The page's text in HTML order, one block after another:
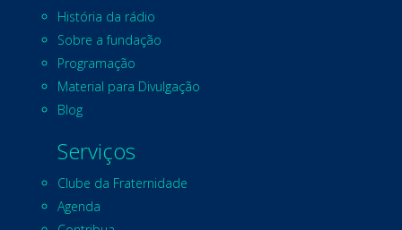
História da rádio
Sobre a fundação
Programação
Material para Divulgação
Blog
Serviços
Clube da Fraternidade
Agenda